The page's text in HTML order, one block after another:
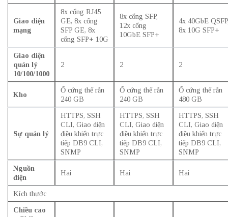
Giao diện
mạng
8x cổng RJ45
GE, 8x cổng
SFP GE, 8x
cổng SFP+ 10G
8x cổng SFP,
12x cổng
10GbE SFP+
4x 40GbE
8x 10G SFP+
Giao diện
quản lý
10/100/1000
2 2 2
Kho
Ổ cứng thể rắn
240 GB
Ổ cứng thể rắn
240 GB
Ổ cứng thể rắn
480 GB
Sự quản lý
HTTPS, SSH
CLI, Giao diện
điều khiển trực
tiếp DB9 CLI,
SNMP
HTTPS, SSH
CLI, Giao diện
điều khiển trực
tiếp DB9 CLI,
SNMP
HTTPS, SSH
CLI, Giao diện
điều khiển trực
tiếp DB9 CLI,
SNMP
Nguồn
điện
Hai Hai Hai
Kích thước
Chiều cao